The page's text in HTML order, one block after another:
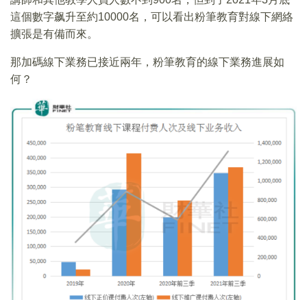
這個數字飙升至約10000名，可以看出粉筆教育對線下網絡
擴張是有備而來。
那加碼線下業務已接近兩年，粉筆教育的線下業務進展如
何？